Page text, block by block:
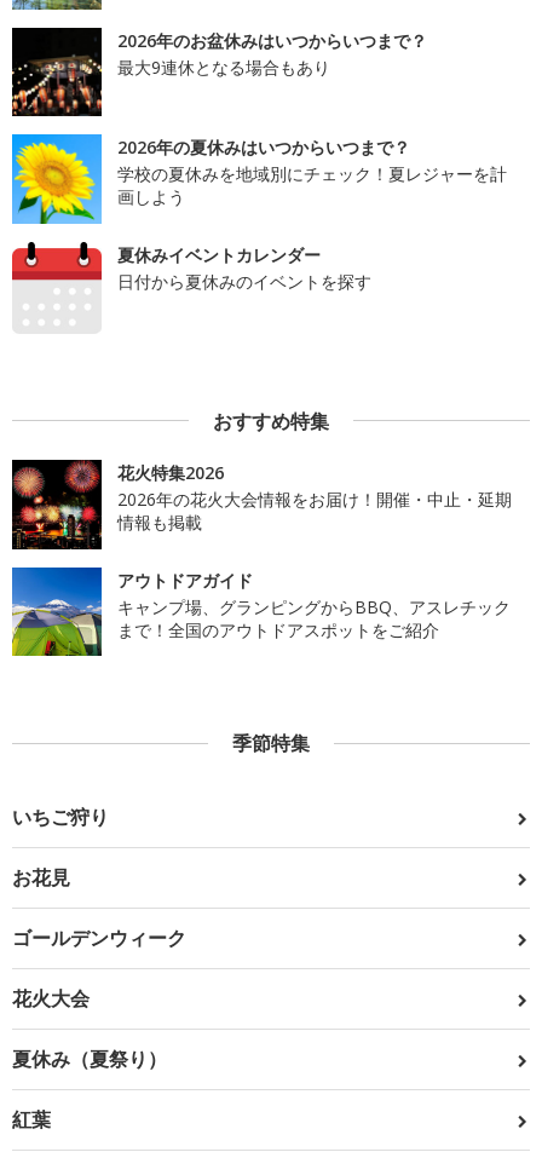
2026年のお盆休みはいつからいつまで？
最大9連休となる場合もあり
2026年の夏休みはいつからいつまで？
学校の夏休みを地域別にチェック！夏レジャーを計
画しよう
夏休みイベントカレンダー
日付から夏休みのイベントを探す
おすすめ特集
花火特集2026
2026年の花火大会情報をお届け！開催・中止・延期
情報も掲載
アウトドアガイド
キャンプ場、グランピングからBBQ、アスレチック
まで！全国のアウトドアスポットをご紹介
季節特集
いちご狩り
お花見
ゴールデンウィーク
花火大会
夏休み（夏祭り）
紅葉